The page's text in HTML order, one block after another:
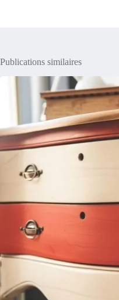
Publications similaires